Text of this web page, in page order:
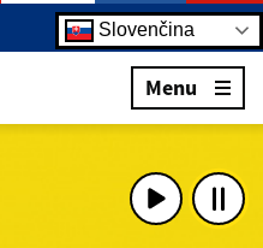
Slovenčina
Menu